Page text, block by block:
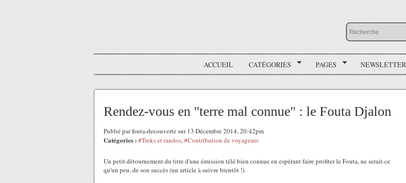
ACCUEIL CATÉGORIES PAGES NEWSLETTER
Rendez-vous en "terre mal connue" : le Fouta Djalon
Publié par fouta-decouverte sur 13 Décembre 2014, 20:42pm
Catégories : #Treks et randos,#Contribution de voyageurs
Un petit détournement du titre d'une émission télé bien connue en espérant faire profiter le Fouta, ne serait-ce
qu'un peu, de son succès (un article à suivre bientôt !).